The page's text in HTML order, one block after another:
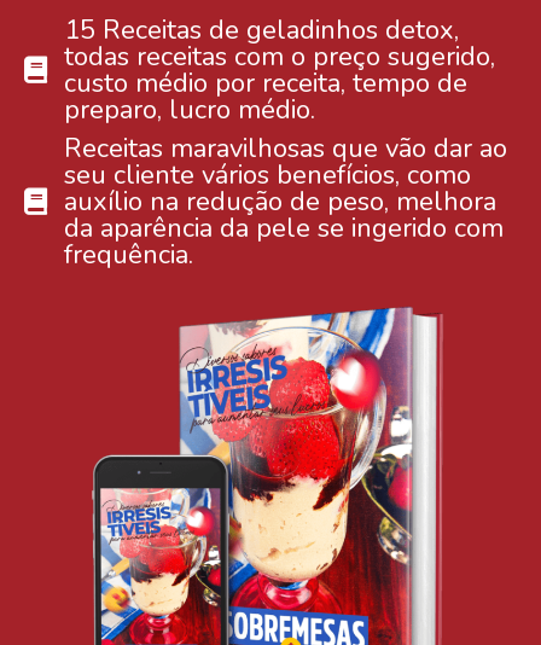
15 Receitas de geladinhos detox,
todas receitas com o preço sugerido,
custo médio por receita, tempo de
preparo, lucro médio.
Receitas maravilhosas que vão dar ao
seu cliente vários benefícios, como
auxílio na redução de peso, melhora
da aparência da pele se ingerido com
frequência.